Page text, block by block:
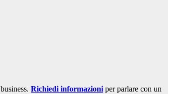
Richiedi informazioni per parlare con un